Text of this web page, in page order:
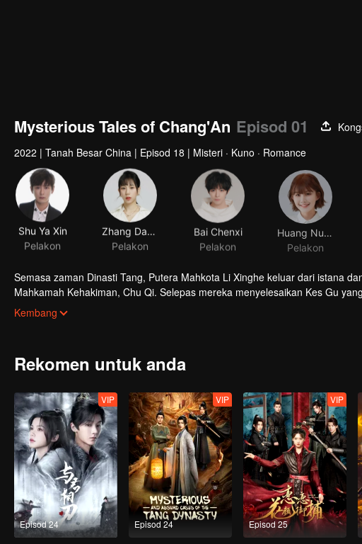
Mysterious Tales of Chang'An Episod 01
2022 | Tanah Besar China | Episod 18 | Misteri · Kuno · Romance
Shu Ya Xin
Pelakon
Pelakon
Bai Chenxi
Pelakon
Pelakon
Semasa zaman Dinasti Tang, Putera Mahkota Li Xinghe keluar dari istana
Mahkamah Kehakiman, Chu Qi. Selepas mereka menyelesaikan Kes Gu
pakaian merah. Apabila mereka tenga menyiasat kes itu, mereka juga
Bagaimanakah mereka akan menyelesaikan semua kisah misteri di Chang'an?
Kembang
Rekomen untuk anda
Episod 24
VIP
Episod 24
VIP
Episod 25
VIP